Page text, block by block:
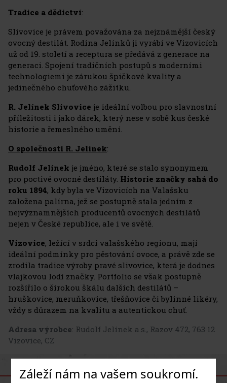
Záleží nám na vašem soukromí.
Tradice a dědictví:
Slivovice je právem považována za nejznámější český
ovocný destilát. Rodina Jelínků ji vyrábí ve Vizovicích
už od 19. století a receptura se předává z generace na
generaci. Spojení tradičních postupů s moderními
technologiemi je zárukou špičkové kvality a
jedinečného chuťového zážitku.
R. Jelínek Slivovice je ideální volbou pro slavnostní
příležitosti i jako dárek, který nese v sobě kus české
historie a řemeslného umění.
O společnosti R. Jelínek:
Rudolf Jelínek je jméno, které se stalo synonymem
pro poctivé ovocné destiláty. Historie značky sahá do
roku 1894, kdy byla ve Vizovicích na Valašsku
založena palírna, jež se postupně stala jedním z
nejvýznamnějších producentů ovocných destilátů
nejen v České republice, ale i ve světě.
Vizovice, ležící v srdci valašského regionu, mají
ideální podmínky pro pěstování ovoce, a právě zde se
zrodila tradice výroby pravé slivovice, která je dodnes
vlajkovou lodí značky. Portfolio se však postupně
rozšířilo o širokou škálu dalších destilátů –
hruškovice, meruňkovice, třešňovice či bylinné likéry,
vždy s důrazem na kvalitu a autentickou chuť.
Adresa výrobce: Rudolf Jelínek a.s., Razov 472, 763 12
Vizovice, CZ
PODOBNÉ PRODUKTY